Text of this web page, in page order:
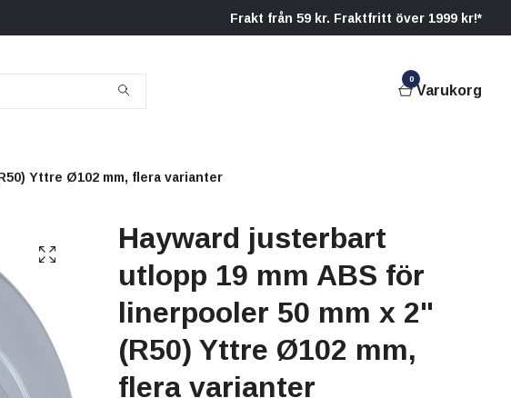
Frakt från 59 kr. Fraktfritt över 1999 kr!*
0
Varukorg
Yttre Ø102 mm, flera varianter
Hayward justerbart
utlopp 19 mm ABS för
linerpooler 50 mm x 2"
(R50) Yttre Ø102 mm,
flera varianter